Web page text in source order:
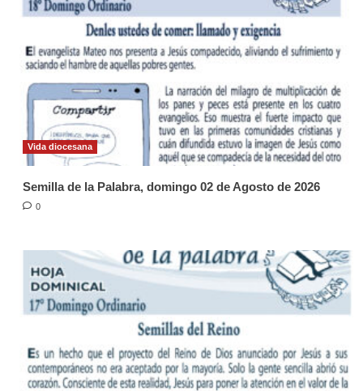
Vida diocesana
Semilla de la Palabra, domingo 02 de Agosto de 2026
0